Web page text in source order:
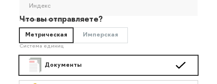
Индекс
Необязательно
Что вы отправляете?
Метрическая Имперская
Система единиц
Документы